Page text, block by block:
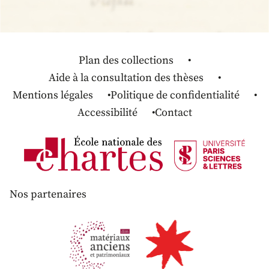
Plan des collections
Aide à la consultation des thèses
Mentions légales
Politique de confidentialité
Accessibilité
Contact
Nos partenaires